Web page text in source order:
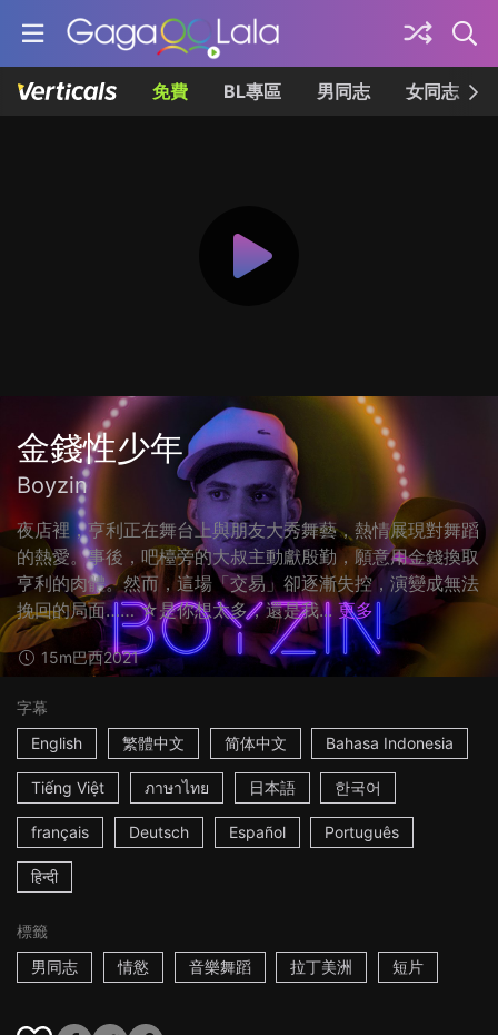
免費 BL專區 男同志 女同志
金錢性少年
Boyzin
夜店裡，亨利正在舞台上與朋友大秀舞藝，熱情展現對舞蹈
的熱愛。事後，吧檯旁的大叔主動獻殷勤，願意用金錢換取
亨利的肉體。然而，這場「交易」卻逐漸失控，演變成無法
挽回的局面…… ☆是你想太多，還是我... 更多
15m巴西2021
字幕
English
繁體中文 简体中文 Bahasa Indonesia
Tiếng Việt ภาษาไทย 日本語 한국어
français Deutsch Español Português
हिन्दी
標籤
男同志
情慾 音樂舞蹈 拉丁美洲 短片